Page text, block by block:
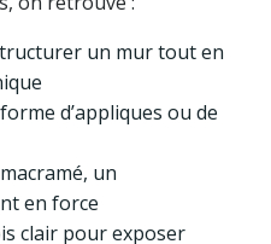
un mur tout en
d’appliques ou de
un
en force
clair pour exposer